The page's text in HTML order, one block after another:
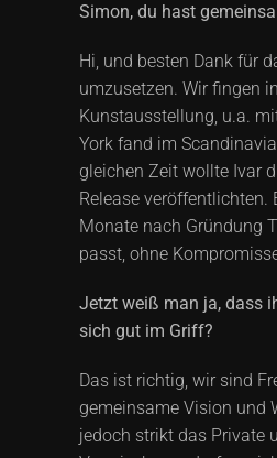
Simon, du hast
Hi, und besten Dank für
umzusetzen. Wir fingen
Kunstausstellung, u.a.
York fand im
gleichen Zeit wollte Ivar
Release
Monate nach Gründung
passt, ohne
Jetzt weiß man ja, dass
sich gut im Griff?
Das ist richtig, wir sind
gemeinsame Vision und
jedoch strikt das Private